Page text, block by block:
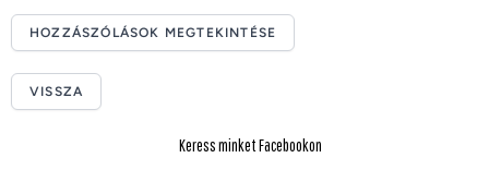
HOZZÁSZÓLÁSOK MEGTEKINTÉSE
VISSZA
Keress minket Facebookon